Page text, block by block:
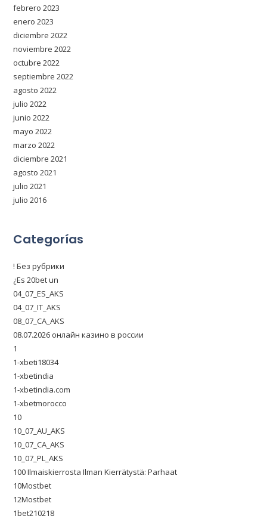
febrero 2023
enero 2023
diciembre 2022
noviembre 2022
octubre 2022
septiembre 2022
agosto 2022
julio 2022
junio 2022
mayo 2022
marzo 2022
diciembre 2021
agosto 2021
julio 2021
julio 2016
Categorías
! Без рубрики
¿Es 20bet un
04_07_ES_AKS
04_07_IT_AKS
08_07_CA_AKS
08.07.2026 онлайн казино в россии
1
1-xbeti18034
1-xbetindia
1-xbetindia.com
1-xbetmorocco
10
10_07_AU_AKS
10_07_CA_AKS
10_07_PL_AKS
100 Ilmaiskierrosta Ilman Kierrätystä: Parhaat
10Mostbet
12Mostbet
1bet210218